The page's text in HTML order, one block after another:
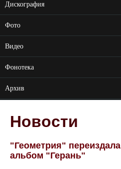
Дискография
Фото
Видео
Фонотека
Архив
Новости
"Геометрия" переиздала
альбом "Герань"